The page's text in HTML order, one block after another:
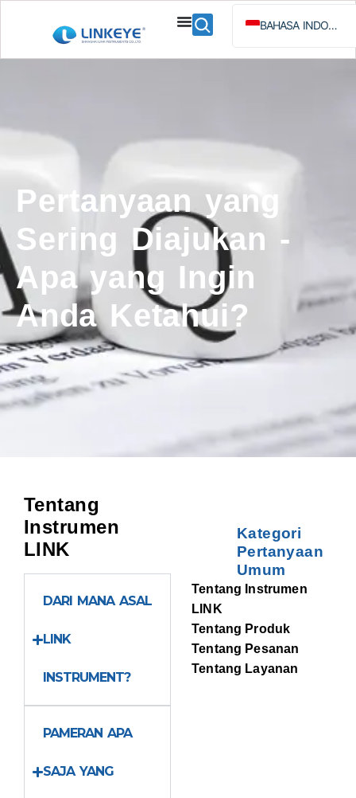
BAHASA INDONESIA
ENGLISH
Pertanyaan yang
Sering Diajukan -
Apa yang Ingin
Anda Ketahui?
Tentang
Instrumen
LINK
DARI MANA ASAL
LINK
INSTRUMENT?
PAMERAN APA
SAJA YANG
Kategori
Pertanyaan
Umum
Tentang Instrumen
LINK
Tentang Produk
Tentang Pesanan
Tentang Layanan